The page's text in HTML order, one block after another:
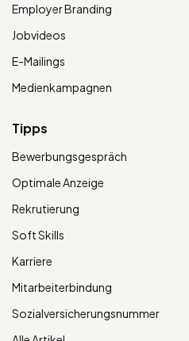
Employer Branding
Jobvideos
E-Mailings
Medienkampagnen
Tipps
Bewerbungsgespräch
Optimale Anzeige
Rekrutierung
Soft Skills
Karriere
Mitarbeiterbindung
Sozialversicherungsnummer